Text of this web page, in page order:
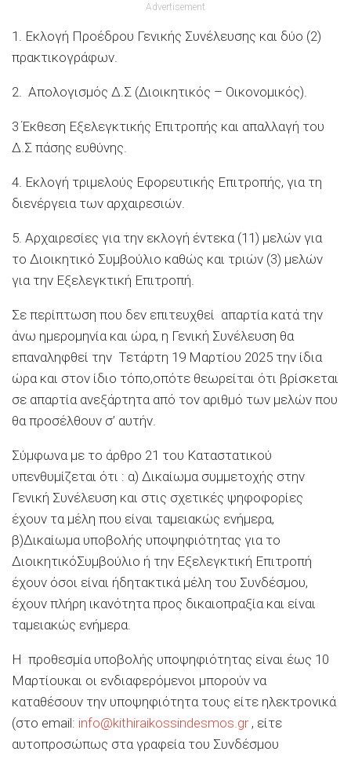
Advertisement
1. Εκλογή Προέδρου Γενικής Συνέλευσης και δύο (2)
πρακτικογράφων.
2. Απολογισμός Δ.Σ (Διοικητικός – Οικονομικός).
3 Έκθεση Εξελεγκτικής Επιτροπής και απαλλαγή του
Δ.Σ πάσης ευθύνης.
4. Εκλογή τριμελούς Εφορευτικής Επιτροπής, για τη
διενέργεια των αρχαιρεσιών.
5. Αρχαιρεσίες για την εκλογή έντεκα (11) μελών για
το Διοικητικό Συμβούλιο καθώς και τριών (3) μελών
για την Εξελεγκτική Επιτροπή.
Σε περίπτωση που δεν επιτευχθεί απαρτία κατά την
άνω ημερομηνία και ώρα, η Γενική Συνέλευση θα
επαναληφθεί την Τετάρτη 19 Μαρτίου 2025 την ίδια
ώρα και στον ίδιο τόπο,οπότε θεωρείται ότι βρίσκεται
σε απαρτία ανεξάρτητα από τον αριθμό των μελών που
θα προσέλθουν σ’ αυτήν.
Σύμφωνα με το άρθρο 21 του Καταστατικού
υπενθυμίζεται ότι : α) Δικαίωμα συμμετοχής στην
Γενική Συνέλευση και στις σχετικές ψηφοφορίες
έχουν τα μέλη που είναι ταμειακώς ενήμερα,
β)Δικαίωμα υποβολής υποψηφιότητας για το
ΔιοικητικόΣυμβούλιο ή την Εξελεγκτική Επιτροπή
έχουν όσοι είναι ήδητακτικά μέλη του Συνδέσμου,
έχουν πλήρη ικανότητα προς δικαιοπραξία και είναι
ταμειακώς ενήμερα
Η προθεσμία υποβολής υποψηφιότητας είναι έως 10
Μαρτίουκαι οι ενδιαφερόμενοι μπορούν να
καταθέσουν την υποψηφιότητα τους είτε ηλεκτρονικά
(στο email: info@kithiraikossindesmos gr , είτε
αυτοπροσώπως στα γραφεία του Συνδέσμου